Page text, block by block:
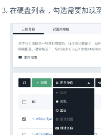
在硬盘列表，勾选需要加载